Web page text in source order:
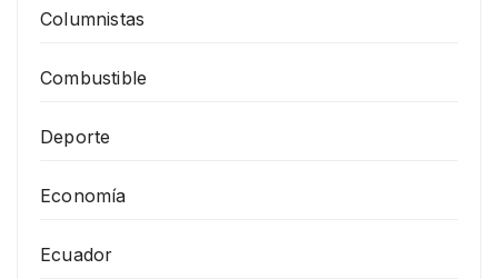
Columnistas
Combustible
Deporte
Economía
Ecuador